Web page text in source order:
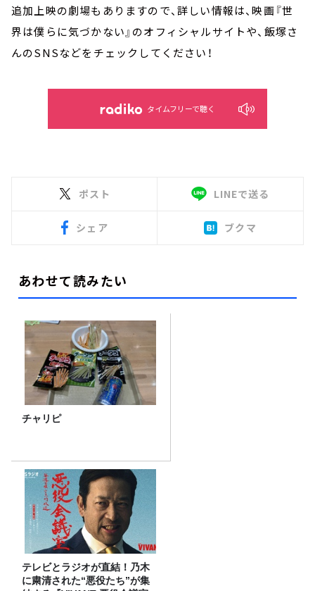
追加上映の劇場もありますので、詳しい情報は、映画『世
界は僕らに気づかない』のオフィシャルサイトや、飯塚さ
んのSNSなどをチェックしてください！
タイムフリーで聴く
ポスト LINEで送る
シェア ブクマ
あわせて読みたい
チャリピ
テレビとラジオが直結！乃木
に粛清された“悪役たち”が集